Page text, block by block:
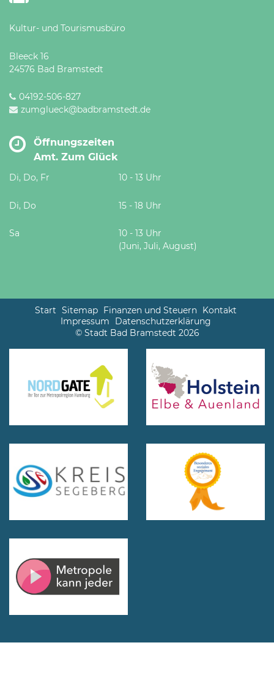
Kultur- und Tourismusbüro
Bleeck 16
24576 Bad Bramstedt
04192-506-827
zumglueck@badbramstedt.de
Öffnungszeiten
Amt. Zum Glück
Di, Do, Fr 10 - 13 Uhr
Di, Do 15 - 18 Uhr
Sa
10 - 13 Uhr
(Juni, Juli, August)
Start Sitemap Finanzen und Steuern Kontakt
Impressum
Datenschutzerklärung
© Stadt Bad Bramstedt 2026